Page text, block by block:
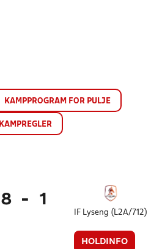
KAMPPROGRAM FOR PULJE
KAMPREGLER
8 - 1
IF Lyseng (L2A/712)
HOLDINFO